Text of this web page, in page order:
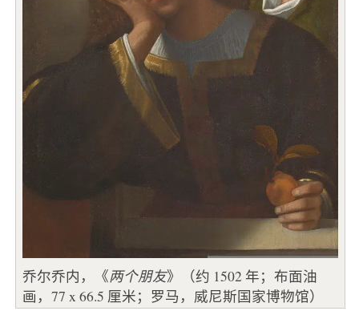
乔尔乔内，《两个朋友》（约 1502 年；布面油
画，77 x 66.5 厘米；罗马，威尼斯国家博物馆）